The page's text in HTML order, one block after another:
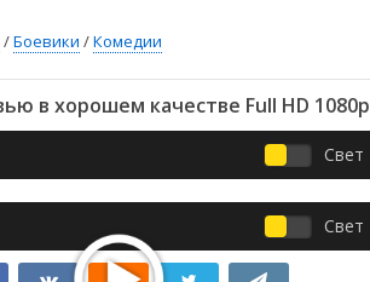
/Боевики /Комедии
в хорошем качестве Full HD 1080p
Свет
Свет